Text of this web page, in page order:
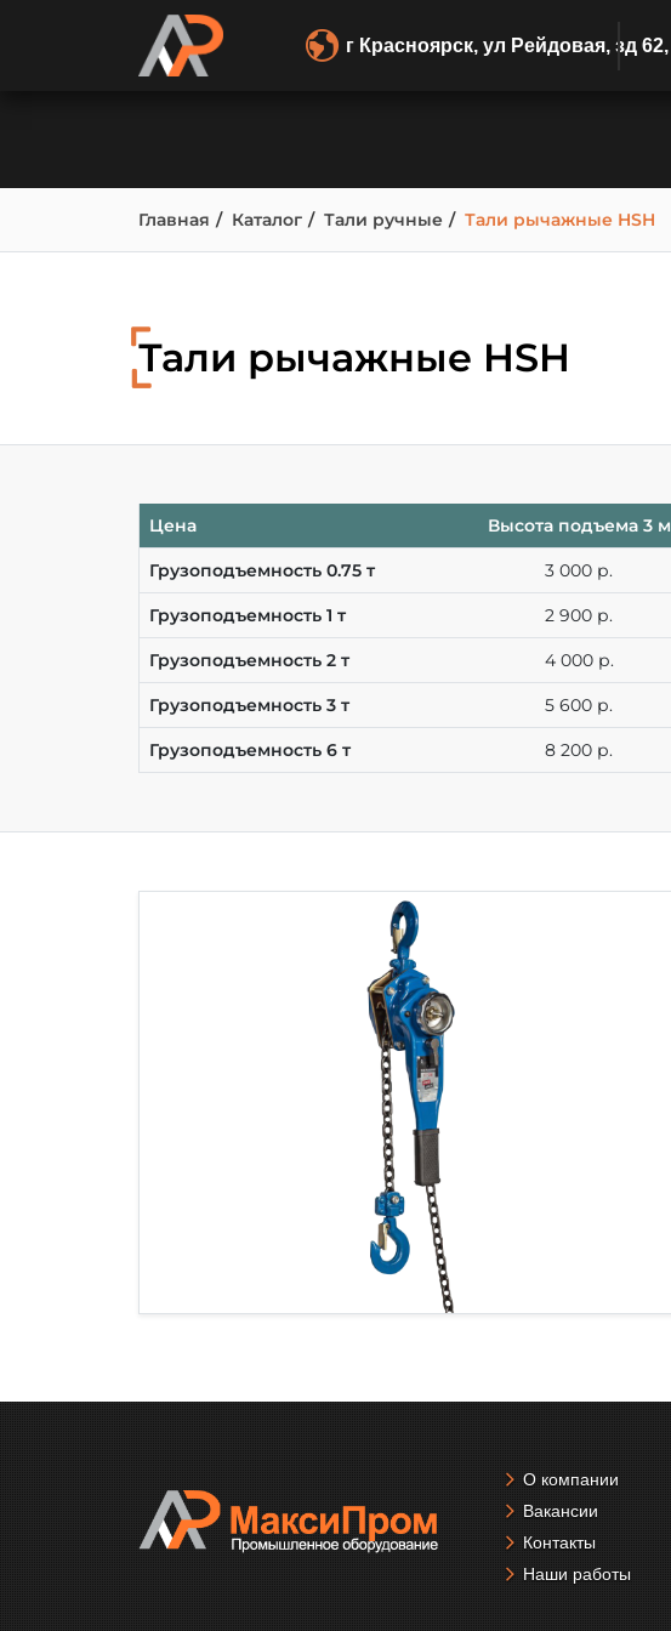
г Красноярск, ул Рейдовая, зд 62,
Главная Каталог Тали ручные Тали рычажные HSH
Тали рычажные HSH
Цена Высота подъема 3 м
Грузоподъемность 0.75 т 3 000 р.
Грузоподъемность 1 т 2 900 р.
Грузоподъемность 2 т 4 000 р.
Грузоподъемность 3 т 5 600 р.
Грузоподъемность 6 т 8 200 р.
О компании
Вакансии
Контакты
Наши работы